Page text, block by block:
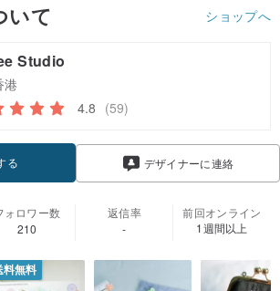
いて ショップへ
Studio
港
4.8 (59)
る デザイナーに連絡
ォロワー数
210
返信率
-
前回オンライン
1週間以上
料無料